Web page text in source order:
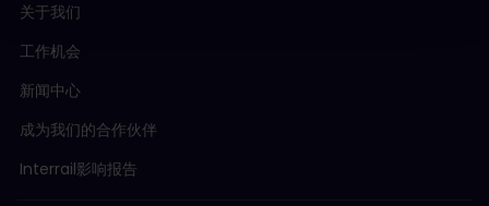
关于我们
工作机会
新闻中心
成为我们的合作伙伴
Interrail影响报告